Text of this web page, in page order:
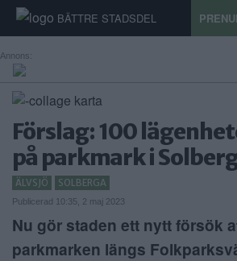
BÄTTRE STADSDEL
START
STADSDEL
PRENUMERATION
SPORT
ÅSIKTER
Annons:
Förslag: 100
på parkmark i
ÄLVSJÖ SOLBERGA
Publicerad 10:35, 2 maj 2023
Nu gör staden ett nytt försök
parkmarken längs